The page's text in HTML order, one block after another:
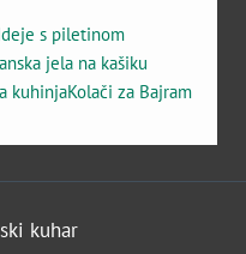
s piletinom
jela na kašiku
kuhinjaKolači za Bajram
kuhar